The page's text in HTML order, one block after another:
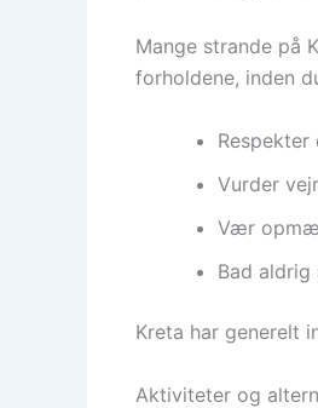
Mange strande på
forholdene, inden
Vurder
Vær
Bad
Kreta har generelt
Aktiviteter og